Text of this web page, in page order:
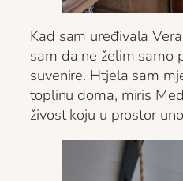
Kad sam uređivala
sam da ne želim samo
suvenire. Htjela sam
toplinu doma, miris
živost koju u prostor